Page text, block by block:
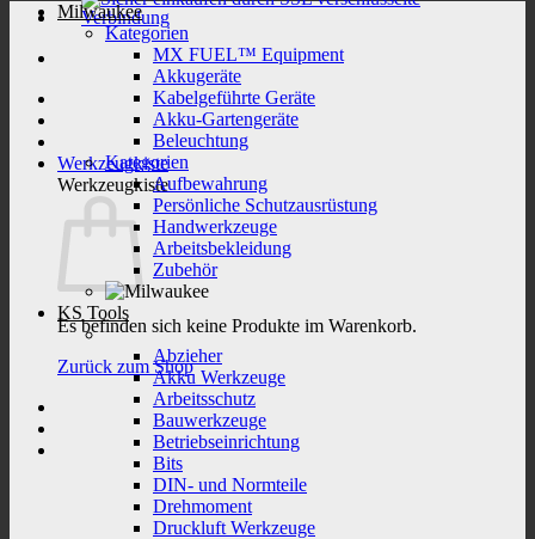
Werkzeugkiste
Werkzeugkiste
Es befinden sich keine Produkte im Warenkorb.
Zurück zum Shop
Milwaukee
Kategorien
MX FUEL™ Equipment
Akkugeräte
Kabelgeführte Geräte
Akku-Gartengeräte
Beleuchtung
Kategorien
Aufbewahrung
Persönliche Schutzausrüstung
Handwerkzeuge
Arbeitsbekleidung
Zubehör
KS Tools
Abzieher
Akku Werkzeuge
Arbeitsschutz
Bauwerkzeuge
Betriebseinrichtung
Bits
DIN- und Normteile
Drehmoment
Druckluft Werkzeuge